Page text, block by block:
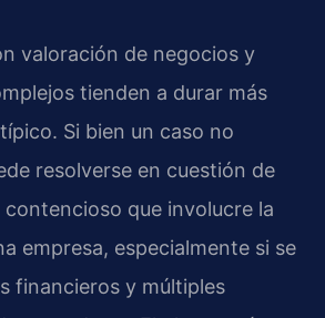
valoración de negocios y
tienden a durar más
Si bien un caso no
resolverse en cuestión de
contencioso que involucre la
empresa, especialmente si se
financieros y múltiples